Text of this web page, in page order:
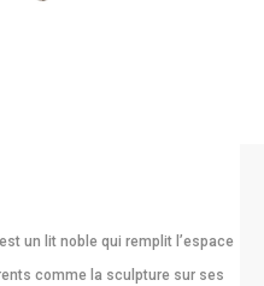
un lit noble qui remplit l’espace
comme la sculpture sur ses